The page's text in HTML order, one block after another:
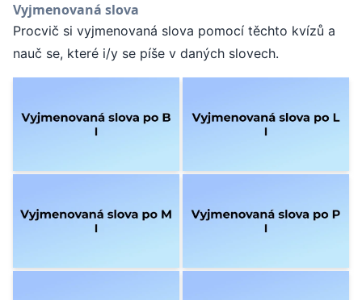
Vyjmenovaná slova
Procvič si vyjmenovaná slova pomocí těchto kvízů a
nauč se, které i/y se píše v daných slovech.